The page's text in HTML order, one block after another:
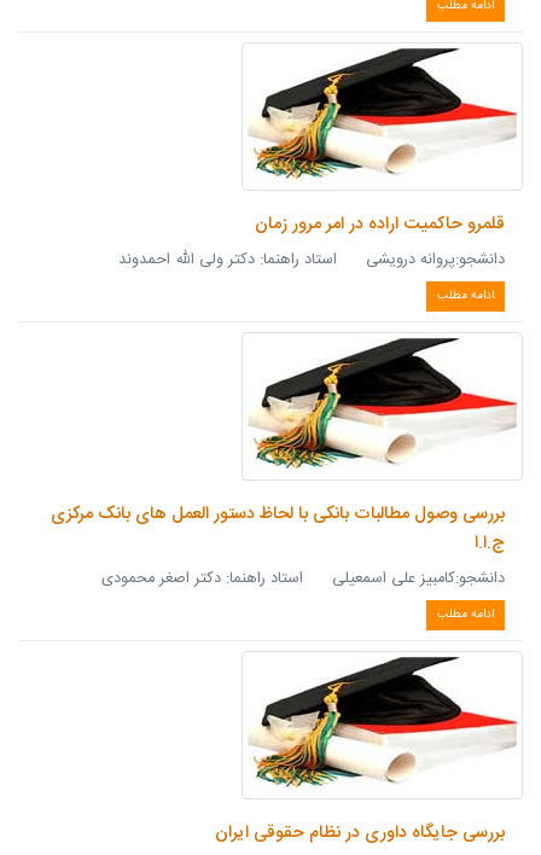
ادامه مطلب
قلمرو حاکمیت اراده در امر مرور زمان
دانشجو:پروانه درویشی استاد راهنما: دکتر ولی الله احمدوند
ادامه مطلب
بررسی وصول مطالبات بانکی با لحاظ دستور العمل های بانک مرکزی
ج.ا.ا
دانشجو:کامبیز علی اسمعیلی استاد راهنما: دکتر اصغر محمودی
ادامه مطلب
بررسی جایگاه داوری در نظام حقوقی ایران